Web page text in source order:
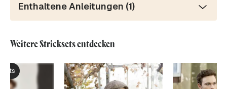
Enthaltene Anleitungen (1)
Weitere Stricksets entdecken